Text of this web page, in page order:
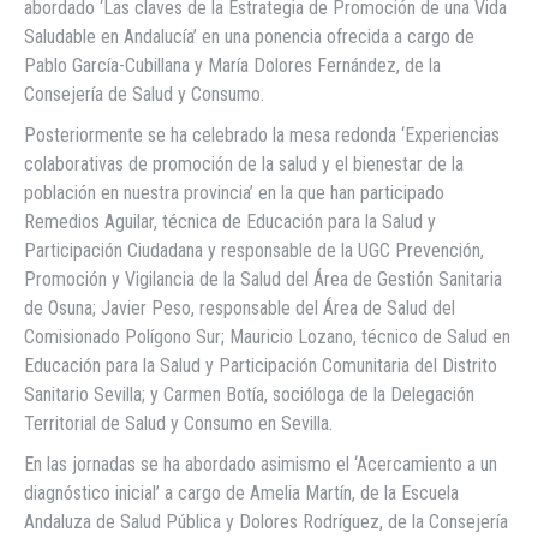
abordado ‘Las claves de la Estrategia de Promoción de una Vida
Saludable en Andalucía’ en una ponencia ofrecida a cargo de
Pablo García-Cubillana y María Dolores Fernández, de la
Consejería de Salud y Consumo.
Posteriormente se ha celebrado la mesa redonda ‘Experiencias
colaborativas de promoción de la salud y el bienestar de la
población en nuestra provincia’ en la que han participado
Remedios Aguilar, técnica de Educación para la Salud y
Participación Ciudadana y responsable de la UGC Prevención,
Promoción y Vigilancia de la Salud del Área de Gestión Sanitaria
de Osuna; Javier Peso, responsable del Área de Salud del
Comisionado Polígono Sur; Mauricio Lozano, técnico de Salud en
Educación para la Salud y Participación Comunitaria del Distrito
Sanitario Sevilla; y Carmen Botía, socióloga de la Delegación
Territorial de Salud y Consumo en Sevilla.
En las jornadas se ha abordado asimismo el ‘Acercamiento a un
diagnóstico inicial’ a cargo de Amelia Martín, de la Escuela
Andaluza de Salud Pública y Dolores Rodríguez, de la Consejería